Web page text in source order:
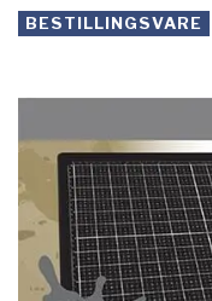
BESTILLINGSVARE